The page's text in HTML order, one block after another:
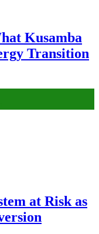
Kusamba
Transition
at Risk as